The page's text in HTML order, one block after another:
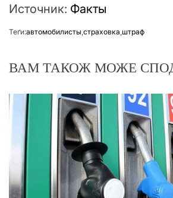
Источник: Факты
Теґи:автомобилисты,страховка,штраф
ВАМ ТАКОЖ МОЖЕ